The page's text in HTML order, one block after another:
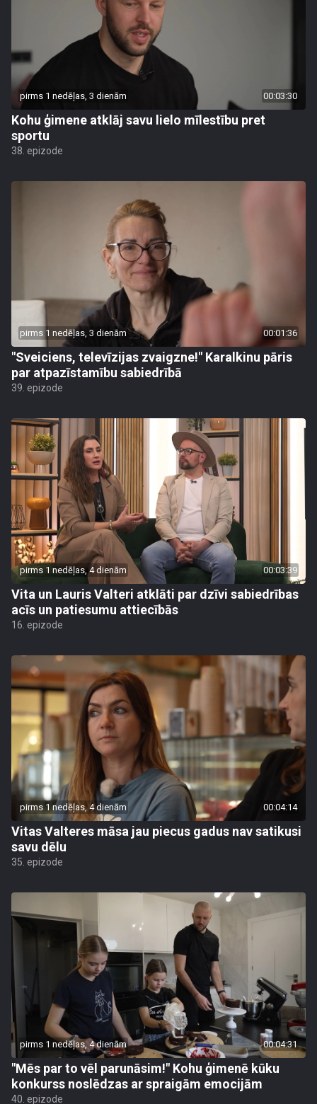
pirms 1 nedēļas, 3 dienām 00:03:30
Kohu ģimene atklāj savu lielo mīlestību pret
sportu
38. epizode
pirms 1 nedēļas, 3 dienām 00:01:36
"Sveiciens, televīzijas zvaigzne!" Karalkinu pāris
par atpazīstamību sabiedrībā
39. epizode
pirms 1 nedēļas, 4 dienām 00:03:39
Vita un Lauris Valteri atklāti par dzīvi sabiedrības
acīs un patiesumu attiecībās
16. epizode
pirms 1 nedēļas, 4 dienām 00:04:14
Vitas Valteres māsa jau piecus gadus nav satikusi
savu dēlu
35. epizode
pirms 1 nedēļas, 4 dienām 00:04:31
"Mēs par to vēl parunāsim!" Kohu ģimenē kūku
konkurss noslēdzas ar spraigām emocijām
40. epizode